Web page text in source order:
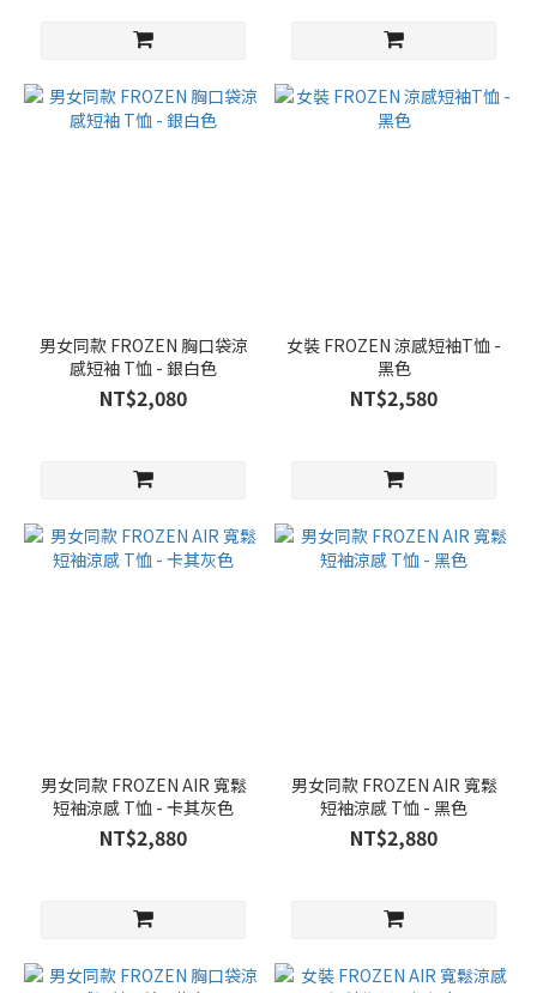
男女同款 FROZEN 胸口袋涼
感短袖 T恤 - 銀白色
NT$2,080
女裝 FROZEN 涼感短袖T恤 -
黑色
NT$2,580
男女同款 FROZEN AIR 寬鬆
短袖涼感 T恤 - 卡其灰色
NT$2,880
男女同款 FROZEN AIR 寬鬆
短袖涼感 T恤 - 黑色
NT$2,880